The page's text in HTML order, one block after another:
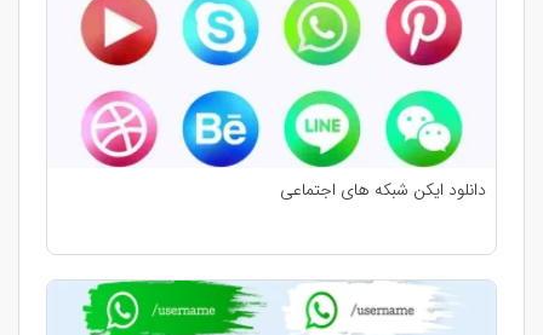
دانلود ایکن شبکه های اجتماعی